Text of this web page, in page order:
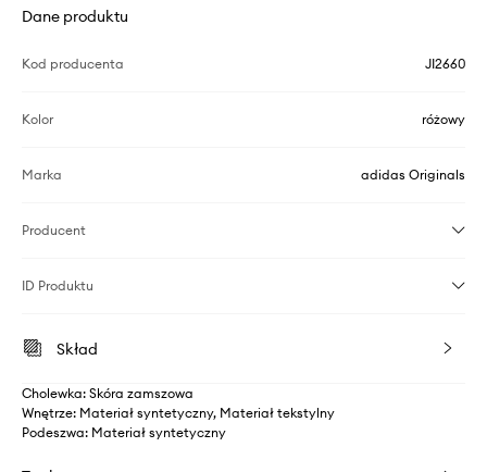
Dane produktu
Kod producenta JI2660
Kolor różowy
Marka adidas Originals
Producent
ID Produktu
Skład
Cholewka: Skóra zamszowa
Wnętrze: Materiał syntetyczny, Materiał tekstylny
Podeszwa: Materiał syntetyczny